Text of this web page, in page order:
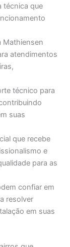
técnica que
Mathiensen
atendimentos
técnico para
suas
que recebe
e
para as
confiar em
resolver
em suas